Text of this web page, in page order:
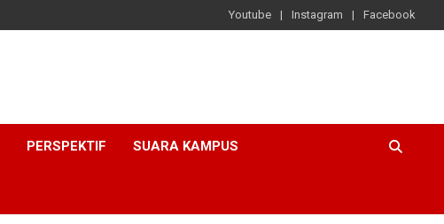
Youtube Instagram Facebook
PERSPEKTIF SUARA KAMPUS